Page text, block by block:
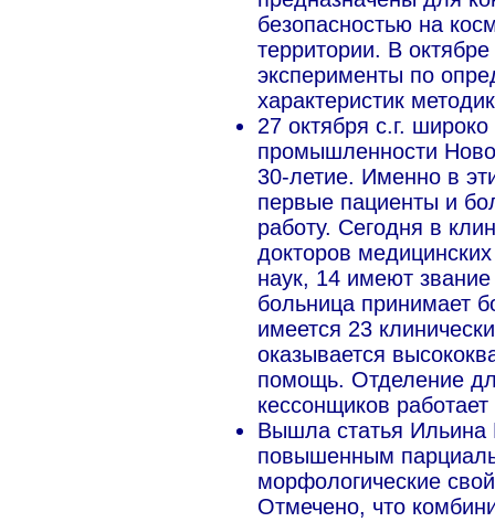
безопасностью на
территории. В
эксперименты по
характеристик
27 октября с.г.
промышленности
30-летие. Именно в
первые пациенты и
работу. Сегодня в
докторов
наук, 14 имеют
больница принимает
имеется 23
оказывается
помощь. Отделение
кессонщиков
Вышла статья Ильина
повышенным
морфологические
Отмечено, что